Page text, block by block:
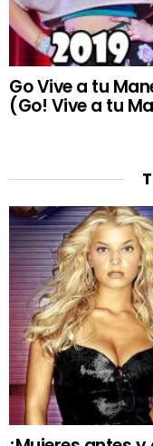
Go Vive a tu
(Go! Vive a tu